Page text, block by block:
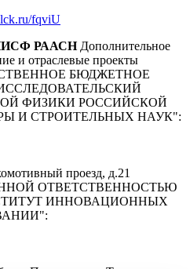
fqviU
РААСН Дополнительное
и отраслевые проекты
БЮДЖЕТНОЕ
ФИЗИКИ РОССИЙСКОЙ
И СТРОИТЕЛЬНЫХ НАУК":
проезд, д.21
ОТВЕТСТВЕННОСТЬЮ
ИННОВАЦИОННЫХ
: